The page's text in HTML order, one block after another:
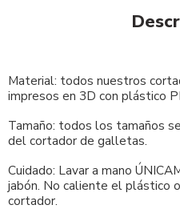
Material: todos nuestros
impresos en 3D con plástico
Tamaño: todos los tamaños
del cortador de galletas.
Cuidado: Lavar a mano
jabón. No caliente el plástico
cortador.